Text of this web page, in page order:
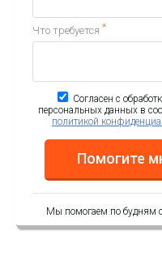
Что требуется *
Согласен с
персональных данных в
политикой
Помогите
Мы помогаем по будням